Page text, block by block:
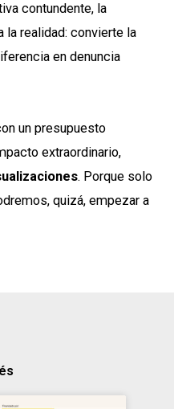
contundente, la
la realidad: convierte la
en denuncia
un presupuesto
extraordinario,
. Porque solo
quizá, empezar a